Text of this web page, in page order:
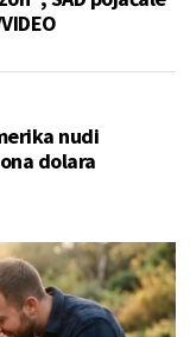
nudi
dolara